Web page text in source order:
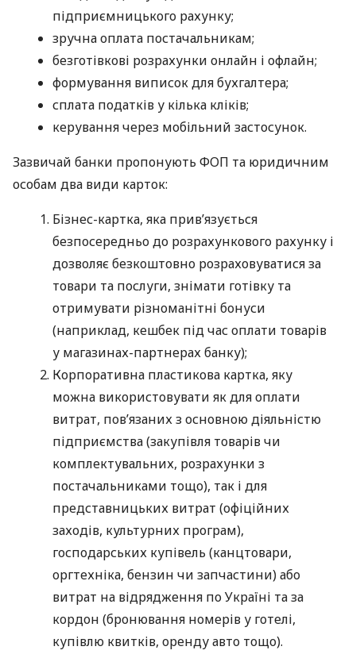
підприємницького рахунку;
зручна оплата постачальникам;
безготівкові розрахунки онлайн і офлайн;
формування виписок для бухгалтера;
сплата податків у кілька кліків;
керування через мобільний застосунок.
Зазвичай банки пропонують ФОП та юридичним
особам два види карток:
Бізнес-картка, яка прив’язується
безпосередньо до розрахункового рахунку і
дозволяє безкоштовно розраховуватися за
товари та послуги, знімати готівку та
отримувати різноманітні бонуси
(наприклад, кешбек під час оплати товарів
у магазинах-партнерах банку);
Корпоративна пластикова картка, яку
можна використовувати як для оплати
витрат, пов’язаних з основною діяльністю
підприємства (закупівля товарів чи
комплектувальних, розрахунки з
постачальниками тощо), так і для
представницьких витрат (офіційних
заходів, культурних програм),
господарських купівель (канцтовари,
оргтехніка, бензин чи запчастини) або
витрат на відрядження по Україні та за
кордон (бронювання номерів у готелі,
купівлю квитків, оренду авто тощо).